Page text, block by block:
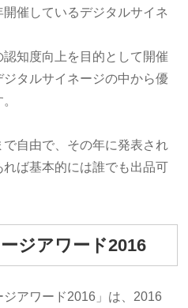
催しているデジタルサイネ
知度向上を目的として開催
タルサイネージの中から優
自由で、その年に発表され
ば基本的には誰でも出品可
ジアワード2016
アワード2016」は、2016